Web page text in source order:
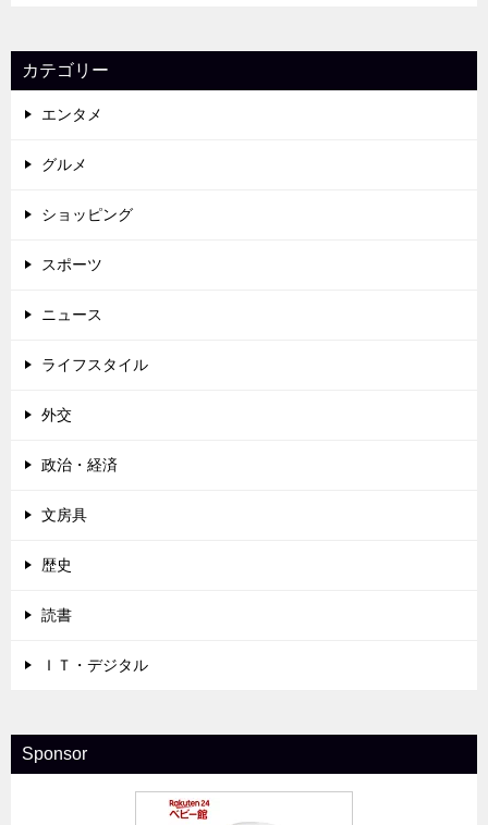
カテゴリー
エンタメ
グルメ
ショッピング
スポーツ
ニュース
ライフスタイル
外交
政治・経済
文房具
歴史
読書
ＩＴ・デジタル
Sponsor